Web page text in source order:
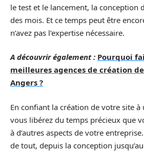
le test et le lancement, la conception
des mois. Et ce temps peut être
n’avez pas l’expertise nécessaire.
A découvrir également : Pourquoi
meilleures agences de création
Angers ?
En confiant la création de votre site à
vous libérez du temps précieux que
à d’autres aspects de votre entreprise.
de tout, depuis la conception